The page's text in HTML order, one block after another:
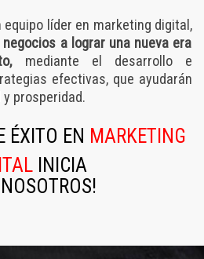
equipo líder en marketing digital,
a lograr una nueva era
mediante el desarrollo e
efectivas, que ayudarán
prosperidad.
ÉXITO EN MARKETING
INICIA